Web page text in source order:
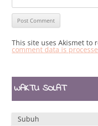
This site uses Akismet to
comment data is
WAKTU SOLAT
Subuh